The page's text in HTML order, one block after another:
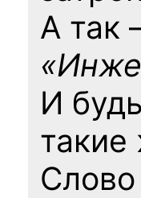
А так
И